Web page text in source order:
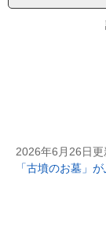
2026年6月26日更
「古墳のお墓」